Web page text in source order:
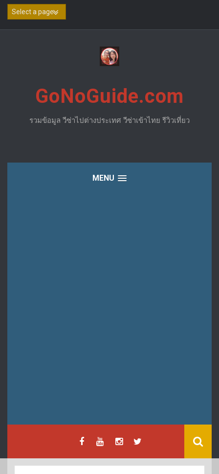
Skip
GoNoGuide.com
รวมข้อมูล วีซ่าไปต่างประเทศ วีซ่าเข้าไทย รีวิวเที่ยว
MENU